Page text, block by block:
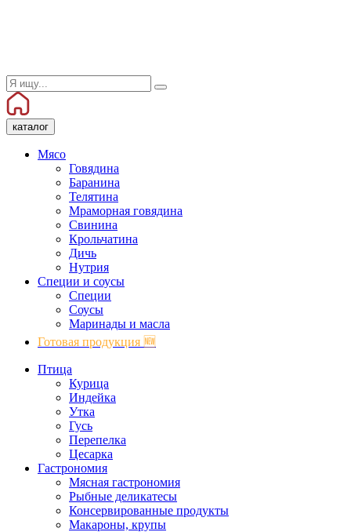
каталог
Мясо
Говядина
Баранина
Телятина
Мраморная говядина
Свинина
Крольчатина
Дичь
Нутрия
Специи и соусы
Специи
Соусы
Маринады и масла
Готовая продукция 🆕
Птица
Курица
Индейка
Утка
Гусь
Перепелка
Цесарка
Гастрономия
Мясная гастрономия
Рыбные деликатесы
Консервированные продукты
Макароны, крупы